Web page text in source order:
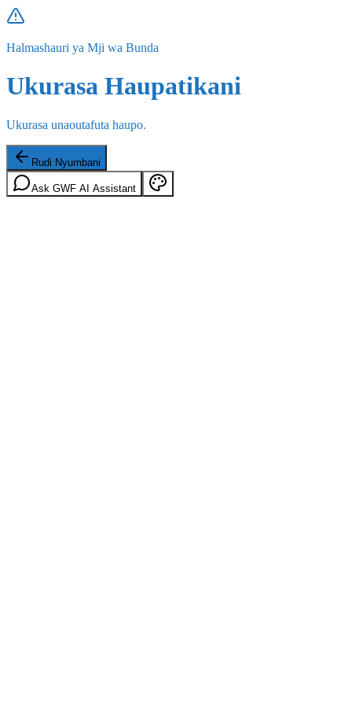
Halmashauri ya Mji wa Bunda
Ukurasa Haupatikani
Ukurasa unaoutafuta haupo.
Rudi Nyumbani
Ask GWF AI Assistant